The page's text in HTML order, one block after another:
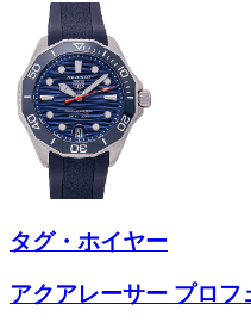
タグ・ホイヤー
アクアレーサー プロフ